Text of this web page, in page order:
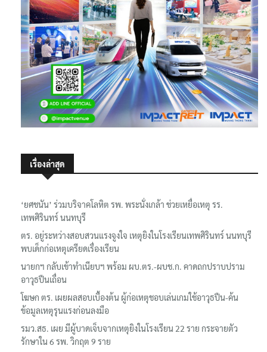
เรื่องล่าสุด
‘ยศชนัน’ ร่วมบริจาคโลหิต รพ. พระนั่งเกล้า ช่วยเหยื่อเหตุ รร.
เทพศิรินทร์ นนทบุรี
ตร. อยู่ระหว่างสอบสวนแรงจูงใจ เหตุยิงในโรงเรียนเทพศิรินทร์ นนทบุรี
พบเด็กก่อเหตุเครียดเรื่องเรียน
นายกฯ กลับเข้าทำเนียบฯ พร้อม ผบ.ตร.-ผบช.ก. คาดถกปราบปราม
อาวุธปืนเถื่อน
โฆษก ตร. เผยผลสอบเบื้องต้น ผู้ก่อเหตุชอบเล่นเกมใช้อาวุธปืน-ค้น
ข้อมูลเหตุรุนแรงก่อนลงมือ
รมว.สธ. เผย มีผู้บาดเจ็บจากเหตุยิงในโรงเรียน 22 ราย กระจายตัว
รักษาใน 6 รพ. วิกฤต 9 ราย